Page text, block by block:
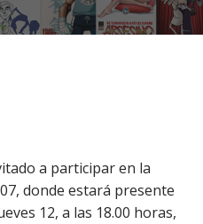
a participar en la
donde estará presente
12, a las 18.00 horas,